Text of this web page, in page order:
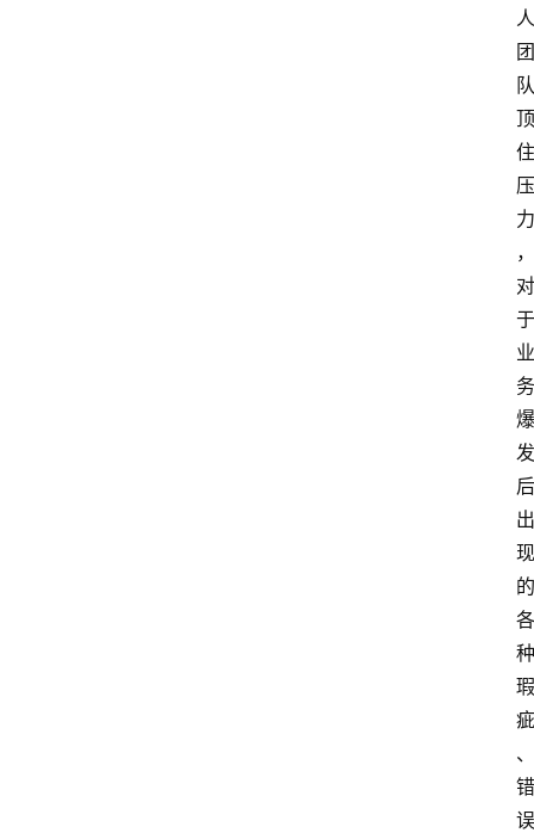
人
团
队
顶
住
压
力
，
对
于
业
务
爆
发
后
出
现
的
各
种
瑕
疵
、
错
误